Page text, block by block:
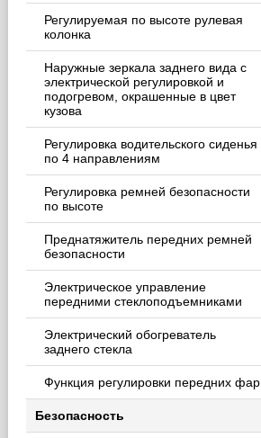
Регулируемая по высоте рулевая
колонка
Наружные зеркала заднего вида с
электрической регулировкой и
подогревом, окрашенные в цвет
кузова
Регулировка водительского сиденья
по 4 направлениям
Регулировка ремней безопасности
по высоте
Преднатяжитель передних ремней
безопасности
Электрическое управление
передними стеклоподъемниками
Электрический обогреватель
заднего стекла
Функция регулировки передних фар
Безопасность